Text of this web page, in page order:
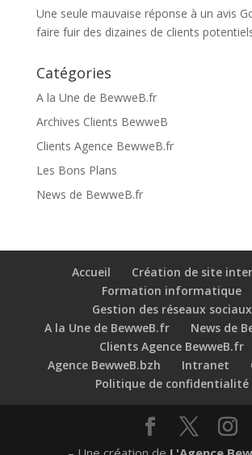
Une seule mauvaise réponse à un avis
faire fuir des dizaines de clients
Catégories
A la Une de BewweB.fr
Archives Clients BewweB
Clients Agence BewweB.fr
Les Bons Plans
News de BewweB.fr
Accueil
Création de site
Formation informatique
Gestion des réseaux sociaux
A la Une de BewweB.fr
News de
Clients Agence BewweB.fr
Agence BewweB.bzh
Intranet
Politique de confidentialité